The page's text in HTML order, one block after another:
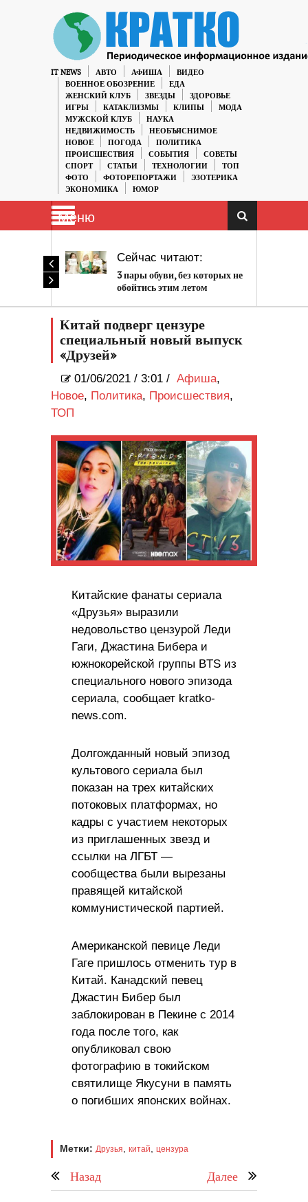
IT NEWS АВТО АФИША
ВИДЕО
ВОЕННОЕ ОБОЗРЕНИЕ
ЕДА
ЖЕНСКИЙ КЛУБ
ЗВЕЗДЫ
ЗДОРОВЬЕ
ИГРЫ
КАТАКЛИЗМЫ КЛИПЫ
МОДА
МУЖСКОЙ КЛУБ
НАУКА
НЕДВИЖИМОСТЬ
НЕОБЪЯСНИМОЕ
НОВОЕ
ПОГОДА
ПОЛИТИКА
ПРОИСШЕСТВИЯ
СОБЫТИЯ
СОВЕТЫ
СПОРТ
СТАТЬИ ТЕХНОЛОГИИ
ТОП
ФОТО
ФОТОРЕПОРТАЖИ
ЭЗОТЕРИКА
ЭКОНОМИКА
ЮМОР
Меню
Сейчас читают:
3 пары обуви, без которых не
обойтись этим летом
Китай подверг цензуре
специальный новый выпуск
«Друзей»
01/06/2021 / 3:01 / Афиша,
Новое, Политика, Происшествия,
ТОП
Китайские фанаты сериала
«Друзья» выразили
недовольство цензурой Леди
Гаги, Джастина Бибера и
южнокорейской группы BTS из
специального нового эпизода
сериала, сообщает kratko-
news.com.
Долгожданный новый эпизод
культового сериала был
показан на трех китайских
потоковых платформах, но
кадры с участием некоторых
из приглашенных звезд и
ссылки на ЛГБТ —
сообщества были вырезаны
правящей китайской
коммунистической партией.
Американской певице Леди
Гаге пришлось отменить тур в
Китай. Канадский певец
Джастин Бибер был
заблокирован в Пекине с 2014
года после того, как
опубликовал свою
фотографию в токийском
святилище Якусуни в память
о погибших японских войнах.
Метки: Друзья китай цензура
Назад Далее